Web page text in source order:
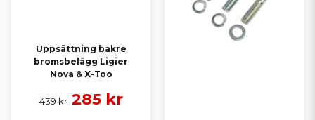
Uppsättning bakre
bromsbelägg Ligier
Nova & X-Too
439 kr 285 kr